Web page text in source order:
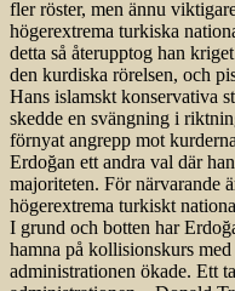
fler röster, men ännu
högerextrema turkiska
detta så återupptog han
den kurdiska rörelsen, och
Hans islamskt konservativa
skedde en svängning i
förnyat angrepp mot
Erdoğan ett andra val där
majoriteten. För närvarande
högerextrema turkiskt
I grund och botten har
hamna på kollisionskurs
administrationen ökade. Ett